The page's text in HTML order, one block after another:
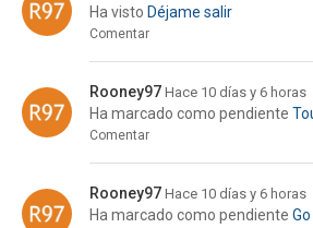
Ha visto Déjame salir
Comentar
Rooney97 Hace 10 días y 6 horas
Ha marcado como pendiente
Comentar
Rooney97 Hace 10 días y 6 horas
Ha marcado como pendiente